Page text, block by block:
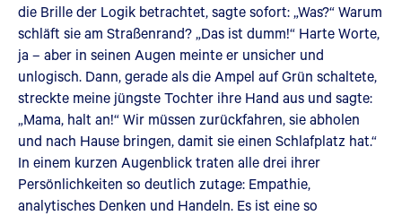
die Brille der Logik betrachtet, sagte sofort: „Was?“ Warum
schläft sie am Straßenrand? „Das ist dumm!“ Harte Worte,
ja – aber in seinen Augen meinte er unsicher und
unlogisch. Dann, gerade als die Ampel auf Grün schaltete,
streckte meine jüngste Tochter ihre Hand aus und sagte:
„Mama, halt an!“ Wir müssen zurückfahren, sie abholen
und nach Hause bringen, damit sie einen Schlafplatz hat.“
In einem kurzen Augenblick traten alle drei ihrer
Persönlichkeiten so deutlich zutage: Empathie,
analytisches Denken und Handeln. Es ist eine so